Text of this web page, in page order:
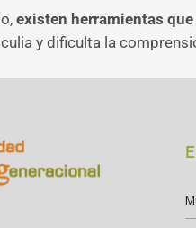
existen herramientas
y dificulta la